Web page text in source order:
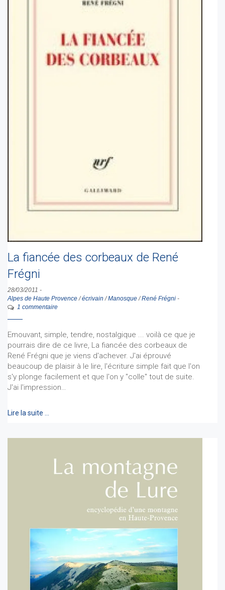
La fiancée des corbeaux de René
Frégni
28/03/2011 -
Alpes de Haute Provence/écrivain /Manosque/René Frégni -
1 commentaire
Emouvant, simple, tendre, nostalgique ... voilà ce que je
pourrais dire de ce livre, La fiancée des corbeaux de
René Frégni que je viens d'achever. J'ai éprouvé
beaucoup de plaisir à le lire, l'écriture simple fait que l'on
s'y plonge facilement et que l'on y "colle" tout de suite.
J'ai l'impression…
Lire la suite …